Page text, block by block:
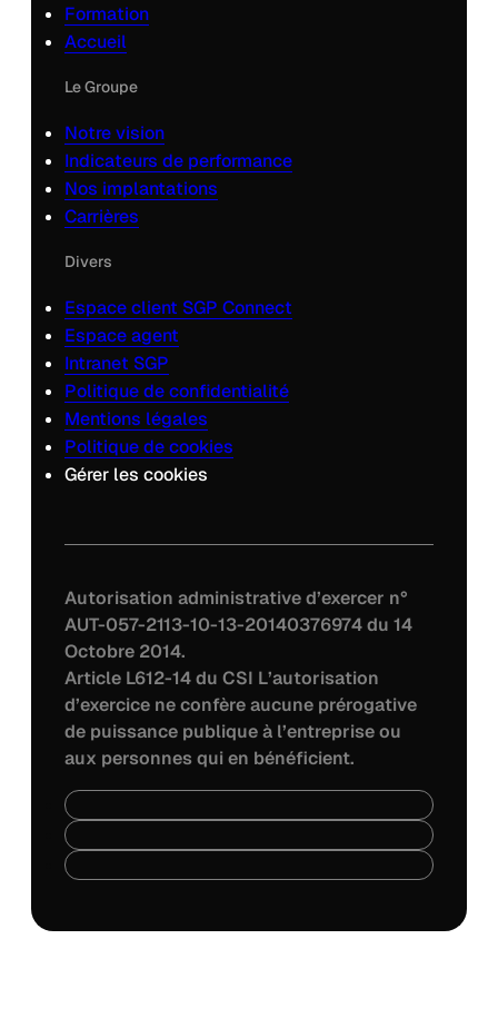
Formation
Accueil
Le Groupe
Notre vision
Indicateurs de performance
Nos implantations
Carrières
Divers
Espace client SGP Connect
Espace agent
Intranet SGP
Politique de confidentialité
Mentions légales
Politique de cookies
Gérer les cookies
Autorisation administrative d’exercer n°
AUT-057-2113-10-13-20140376974 du 14
Octobre 2014.
Article L612-14 du CSI L’autorisation
d’exercice ne confère aucune prérogative
de puissance publique à l’entreprise ou
aux personnes qui en bénéficient.